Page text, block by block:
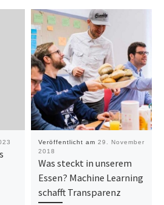
Veröffentlicht am 29. November
2018
Was steckt in unserem
Essen? Machine Learning
schafft Transparenz